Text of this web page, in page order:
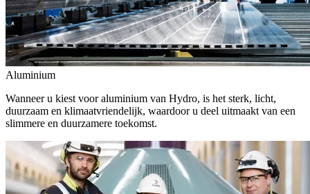
Aluminium
Wanneer u kiest voor aluminium van Hydro, is het sterk, licht,
duurzaam en klimaatvriendelijk, waardoor u deel uitmaakt van een
slimmere en duurzamere toekomst.